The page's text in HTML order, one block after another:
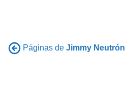
Páginas de Jimmy Neutrón